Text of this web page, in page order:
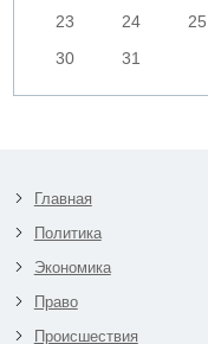
23
24 25
30
31
Главная
Политика
Экономика
Право
Происшествия